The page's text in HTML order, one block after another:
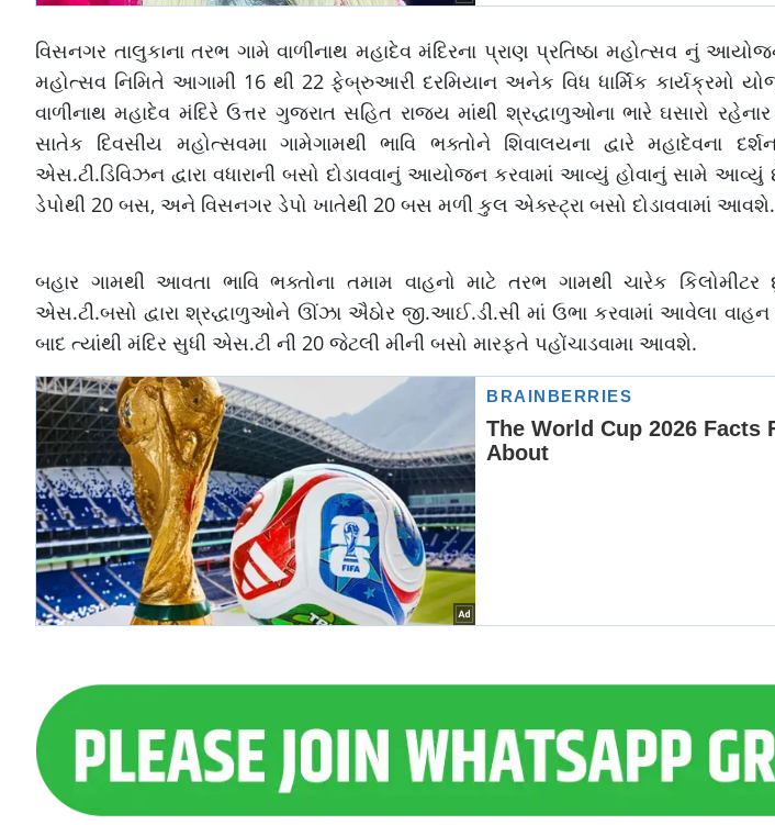
વિસનગર તાલુકાના તરભ ગામે વાળીનાથ મહાદેવ મંદિરના પ્રાણ પ્રતિષ્ઠા મહોત્સવ નું
મહોત્સવ નિમિતે આગામી 16 થી 22 ફેબ્રુઆરી દરમિયાન અનેક વિધ ધાર્મિક કાર્યક્રમો
વાળીનાથ મહાદેવ મંદિરે ઉત્તર ગુજરાત સહિત રાજ્ય માંથી શ્રદ્ધાળુઓના ભારે ઘસારો
સાતેક દિવસીય મહોત્સવમા ગામેગામથી ભાવિ ભક્તોને શિવાલયના દ્વારે મહાદેવના
એસ.ટી.ડિવિઝન દ્વારા વધારાની બસો દોડાવવાનું આયોજન કરવામાં આવ્યું હોવાનું સામે
ડેપોથી 20 બસ, અને વિસનગર ડેપો ખાતેથી 20 બસ મળી કુલ એક્સ્ટ્રા બસો દોડાવવામાં આવશે.
બહાર ગામથી આવતા ભાવિ ભક્તોના તમામ વાહનો માટે તરભ ગામથી ચારેક કિલોમીટર
એસ.ટી.બસો દ્વારા શ્રદ્ધાળુઓને ઊંઝા ઐઠોર જી.આઈ.ડી.સી માં ઉભા કરવામાં આવેલા વાહન
બાદ ત્યાંથી મંદિર સુધી એસ.ટી ની 20 જેટલી મીની બસો મારફતે પહોંચાડવામા આવશે.